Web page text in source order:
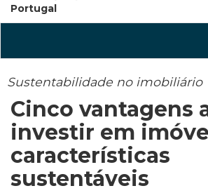
Portugal
Sustentabilidade no imobiliário
Cinco vantagens
investir em
características
sustentáveis